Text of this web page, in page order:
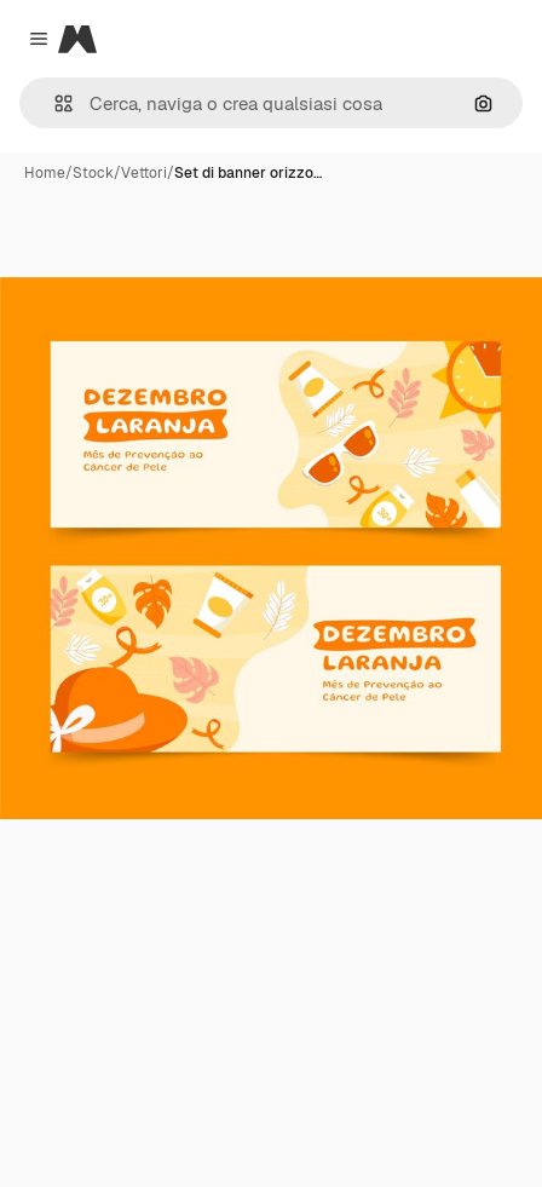
Close menu
Magnific
Cerca
Home/Stock/Vettori/Set di banner orizzo…